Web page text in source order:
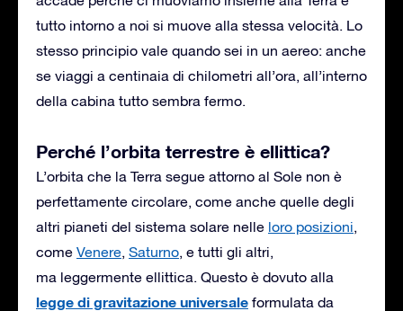
tutto intorno a noi si muove alla stessa velocità. Lo
stesso principio vale quando sei in un aereo: anche
se viaggi a centinaia di chilometri all’ora, all’interno
della cabina tutto sembra fermo.
Perché l’orbita terrestre è ellittica?
L’orbita che la Terra segue attorno al Sole non è
perfettamente circolare, come anche quelle degli
altri pianeti del sistema solare nelle loro posizioni,
come Venere, Saturno, e tutti gli altri,
ma leggermente ellittica. Questo è dovuto alla
legge di gravitazione universale formulata da